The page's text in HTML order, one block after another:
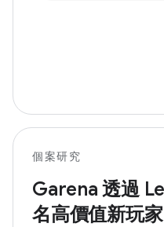
個案研究
Garena 透過
名高價值新玩家